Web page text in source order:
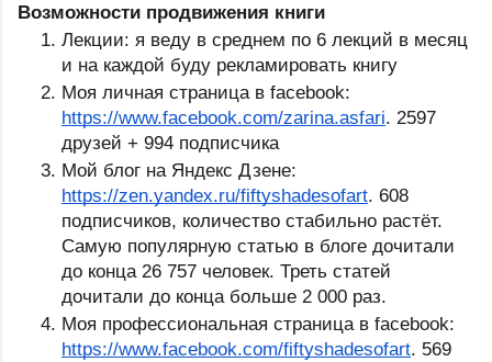
Возможности продвижения книги
Лекции: я веду в среднем по 6 лекций в месяц
и на каждой буду рекламировать книгу
https://www.facebook.com/zarina.asfari. 2597
друзей + 994 подписчика
https://zen.yandex.ru/fiftyshadesofart. 608
подписчиков, количество стабильно растёт.
Самую популярную статью в блоге дочитали
до конца 26 757 человек. Треть статей
дочитали до конца больше 2 000 раз.
https://www.facebook.com/fiftyshadesofart. 569